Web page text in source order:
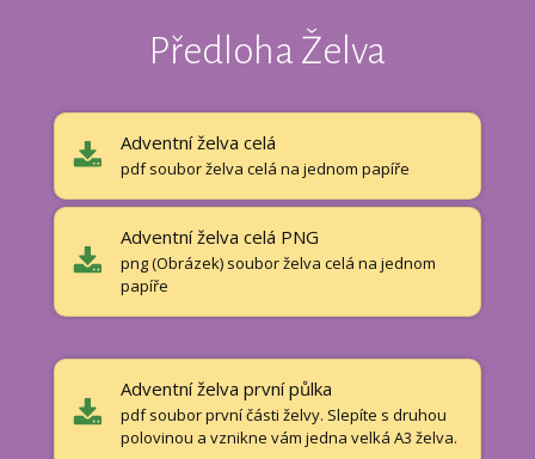
Předloha Želva
Adventní želva celá
pdf soubor želva celá na jednom papíře
Adventní želva celá PNG
png (Obrázek) soubor želva celá na jednom
papíře
Adventní želva první půlka
pdf soubor první části želvy. Slepíte s druhou
polovinou a vznikne vám jedna velká A3 želva.